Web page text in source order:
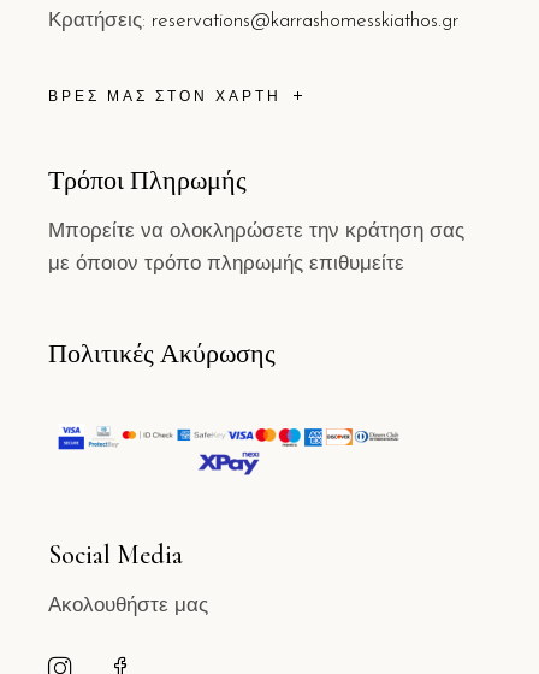
Κρατήσεις: reservations@karrashomesskiathos.gr
ΒΡΕΣ ΜΑΣ ΣΤΟΝ ΧΑΡΤΗ
Τρόποι Πληρωμής
Μπορείτε να ολοκληρώσετε την κράτηση σας
με όποιον τρόπο πληρωμής επιθυμείτε
Πολιτικές Ακύρωσης
Social Media
Ακολουθήστε μας